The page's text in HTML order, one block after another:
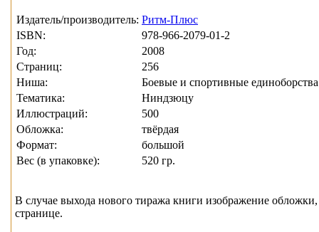
Издатель/производитель: Ритм-Плюс
ISBN:
978-966-2079-01-2
Год:
2008
Страниц:
256
Ниша:
Боевые и спортивные единоборства
Тематика:
Ниндзюцу
Иллюстраций:
500
Обложка:
твёрдая
Формат:
большой
Вес (в упаковке):
520 гр.
В случае выхода нового тиража книги изображение
странице.